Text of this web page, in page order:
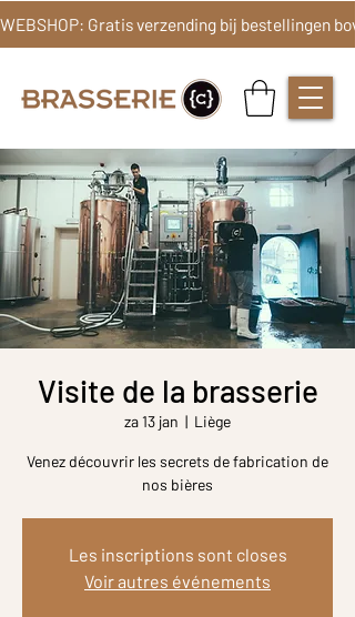
Visite de la brasserie
za 13 jan
  |
Liège
Venez découvrir les secrets de fabrication de
nos bières
Les inscriptions sont closes
Voir autres événements